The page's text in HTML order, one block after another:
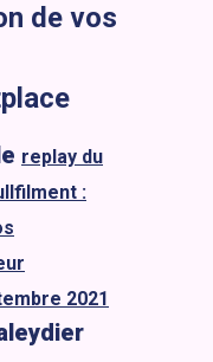
de vos
replay du
:
2021